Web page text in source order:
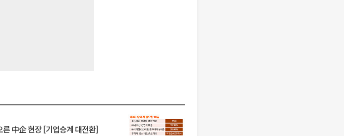
中企 현장 [기업승계 대전환]